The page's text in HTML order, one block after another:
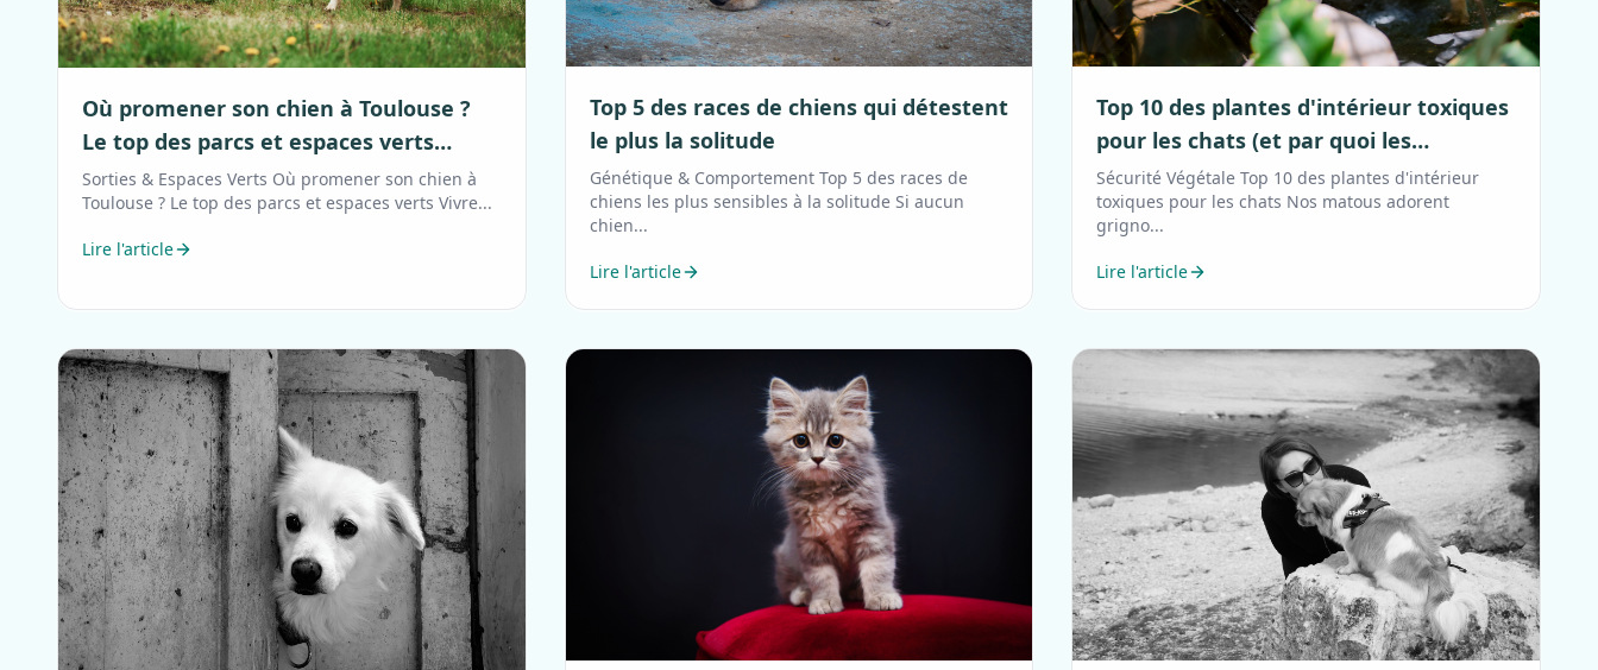
Où promener son chien à Toulouse ?
Le top des parcs et espaces verts
toulousains
Sorties & Espaces Verts Où promener son chien à
Toulouse ? Le top des parcs et espaces verts Vivre...
Lire l'article
Top 5 des races de chiens qui détestent
le plus la solitude
Génétique & Comportement Top 5 des races de
chiens les plus sensibles à la solitude Si aucun
chien...
Lire l'article
Top 10 des plantes d'intérieur toxiques
pour les chats (et par quoi les
remplacer)
Sécurité Végétale Top 10 des plantes d'intérieur
toxiques pour les chats Nos matous adorent
grigno...
Lire l'article